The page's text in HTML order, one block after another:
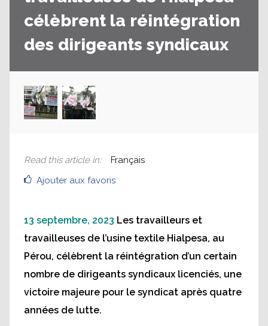
célèbrent la réintégration
des dirigeants syndicaux
Ajouter aux favoris
Read this article in: Français
13 septembre, 2023 Les travailleurs et
travailleuses de l’usine textile Hialpesa, au
Pérou, célèbrent la réintégration d’un certain
nombre de dirigeants syndicaux licenciés, une
victoire majeure pour le syndicat après quatre
années de lutte.